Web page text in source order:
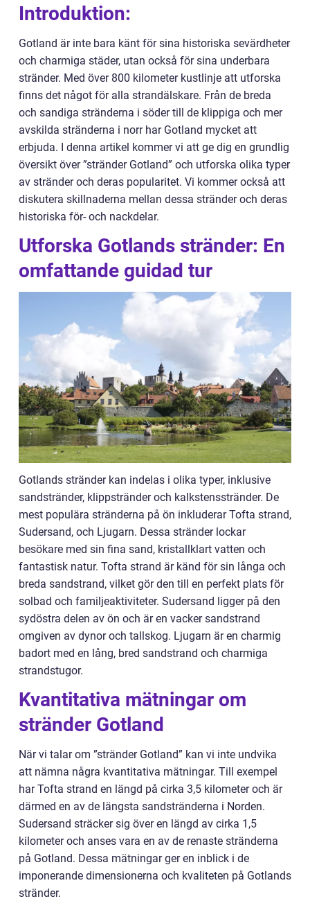
Introduktion:
Gotland är inte bara känt för sina historiska sevärdheter
och charmiga städer, utan också för sina underbara
stränder. Med över 800 kilometer kustlinje att utforska
finns det något för alla strandälskare. Från de breda
och sandiga stränderna i söder till de klippiga och mer
avskilda stränderna i norr har Gotland mycket att
erbjuda. I denna artikel kommer vi att ge dig en grundlig
översikt över ”stränder Gotland” och utforska olika typer
av stränder och deras popularitet. Vi kommer också att
diskutera skillnaderna mellan dessa stränder och deras
historiska för- och nackdelar.
Utforska Gotlands stränder: En
omfattande guidad tur
Gotlands stränder kan indelas i olika typer, inklusive
sandstränder, klippstränder och kalkstensstränder. De
mest populära stränderna på ön inkluderar Tofta strand,
Sudersand, och Ljugarn. Dessa stränder lockar
besökare med sin fina sand, kristallklart vatten och
fantastisk natur. Tofta strand är känd för sin långa och
breda sandstrand, vilket gör den till en perfekt plats för
solbad och familjeaktiviteter. Sudersand ligger på den
sydöstra delen av ön och är en vacker sandstrand
omgiven av dynor och tallskog. Ljugarn är en charmig
badort med en lång, bred sandstrand och charmiga
strandstugor.
Kvantitativa mätningar om
stränder Gotland
När vi talar om ”stränder Gotland” kan vi inte undvika
att nämna några kvantitativa mätningar. Till exempel
har Tofta strand en längd på cirka 3,5 kilometer och är
därmed en av de längsta sandstränderna i Norden.
Sudersand sträcker sig över en längd av cirka 1,5
kilometer och anses vara en av de renaste stränderna
på Gotland. Dessa mätningar ger en inblick i de
imponerande dimensionerna och kvaliteten på Gotlands
stränder.